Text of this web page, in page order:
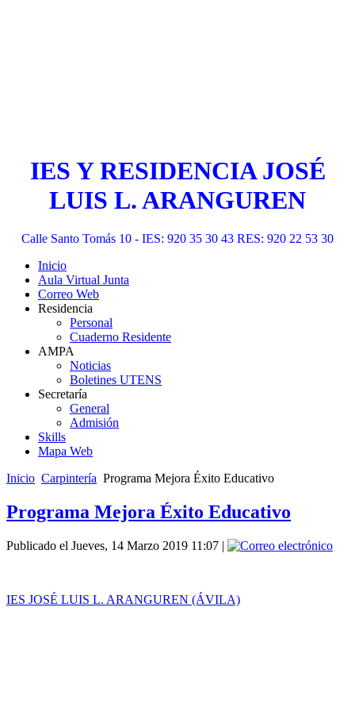
IES Y RESIDENCIA JOSÉ
LUIS L. ARANGUREN
Calle Santo Tomás 10 - IES: 920 35 30 43 RES: 920 22 53 30
Inicio
Aula Virtual Junta
Correo Web
Residencia
Personal
Cuaderno Residente
AMPA
Noticias
Boletines UTENS
Secretaría
General
Admisión
Skills
Mapa Web
Inicio Carpintería Programa Mejora Éxito Educativo
Programa Mejora Éxito Educativo
Publicado el Jueves, 14 Marzo 2019 11:07 |
IES JOSÉ LUIS L. ARANGUREN (ÁVILA)